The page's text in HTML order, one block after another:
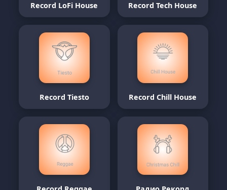
Record LoFi House Record Tech House
Record Tiesto Record Chill House